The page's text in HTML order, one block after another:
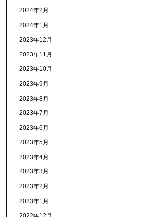
2024年2月
2024年1月
2023年12月
2023年11月
2023年10月
2023年9月
2023年8月
2023年7月
2023年6月
2023年5月
2023年4月
2023年3月
2023年2月
2023年1月